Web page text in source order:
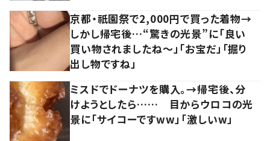
京都・祇園祭で2,000円で買った着物→
しかし帰宅後…“驚きの光景”に「良い
買い物されましたね～」「お宝だ」「掘り
出し物ですね」
ミスドでドーナツを購入。→帰宅後、分
けようとしたら…… 目からウロコの光
景に「サイコーですww」「激しいw」